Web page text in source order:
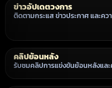
ข่าวอัปเดตวงการ
ติดตามกระแส ข่าวประกาศ และคว
คลิปย้อนหลัง
รับชมคลิปการแข่งขันย้อนหลังแล